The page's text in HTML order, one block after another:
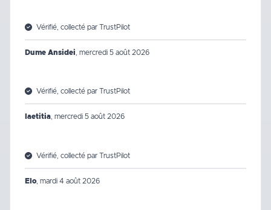
Vérifié, collecté par TrustPilot
Dume Ansidei mercredi 5 août 2026
Vérifié, collecté par TrustPilot
laetitia, mercredi 5 août 2026
Vérifié, collecté par TrustPilot
Elo, mardi 4 août 2026